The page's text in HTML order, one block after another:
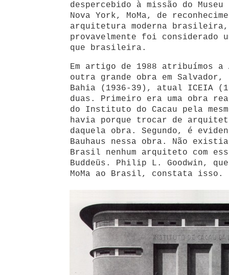
despercebido à missão do
Nova York, MoMa, de
arquitetura moderna brasileira,
provavelmente foi considerado
que brasileira.
Em artigo de 1988 atribuímos a
outra grande obra em
Bahia (1936-39), atual ICEIA
duas. Primeiro era uma obra
do Instituto do Cacau pela
havia porque trocar de
daquela obra. Segundo, é
Bauhaus nessa obra. Não existia
Brasil nenhum arquiteto com
Buddeüs. Philip L. Goodwin,
MoMa ao Brasil, constata isso.